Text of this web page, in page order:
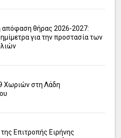
απόφαση θήρας 2026-2027:
για την προστασία των
Χωριών στη Λάδη
Επιτροπής Ειρήνης